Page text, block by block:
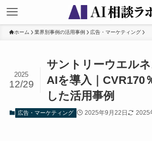
ホーム 業界別事例の活用事例 広告・マーケティング
サントリーウエル
AIを導入｜CVR170
した活用事例
2025
12/29
広告・マーケティング 2025年9月22日 2025